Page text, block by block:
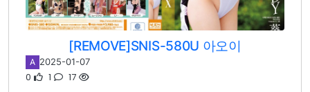
[REMOVE]SNIS-580U 아오이
A 2025-01-07
0 1 17